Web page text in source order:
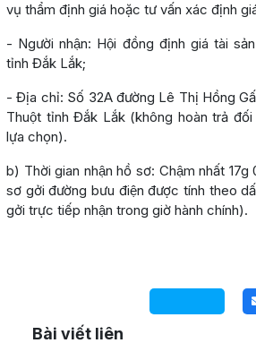
vụ thẩm định giá hoặc tư vấn xác định
- Người nhận: Hội đồng định giá tài
tỉnh Đắk Lắk;
- Địa chỉ: Số 32A đường Lê Thị Hồng
Thuột tỉnh Đắk Lắk (không hoàn trả
lựa chọn).
b) Thời gian nhận hồ sơ: Chậm nhất
sơ gởi đường bưu điện được tính theo
gởi trực tiếp nhận trong giờ hành chính).
Bài viết liên